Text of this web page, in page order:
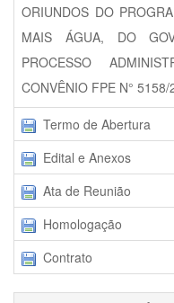
ORIUNDOS DO
MAIS ÁGUA, DO
PROCESSO
CONVÊNIO FPE N° 5158/
Termo de Abertura
Edital e Anexos
Ata de Reunião
Homologação
Contrato